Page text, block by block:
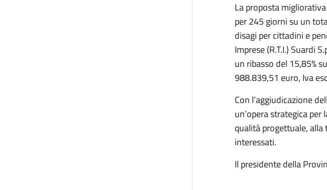
La proposta
per 245 giorni su un
disagi per cittadini e
Imprese (R.T.I.) Suardi
un ribasso del 15,85%
988.839,51 euro, Iva
Con l’aggiudicazione
un’opera strategica
qualità progettuale,
interessati.
Il presidente della